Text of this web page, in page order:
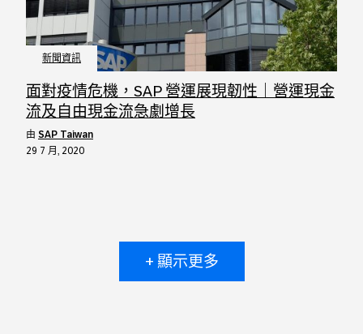
新聞資訊
面對疫情危機，SAP 營運展現韌性｜營運現金
流及自由現金流急劇增長
SAP Taiwan
29 7 月, 2020
+ 顯示更多